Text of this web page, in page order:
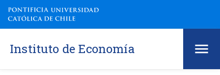
Instituto de Economía